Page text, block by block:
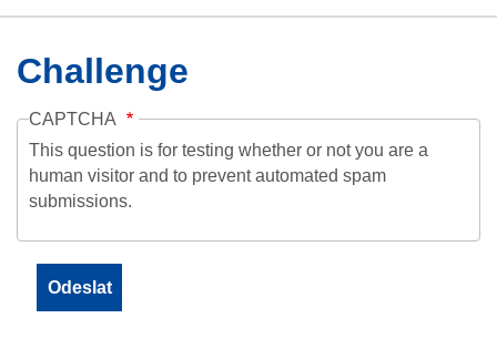
Challenge
CAPTCHA
This question is for testing whether or not you are a
human visitor and to prevent automated spam
submissions.